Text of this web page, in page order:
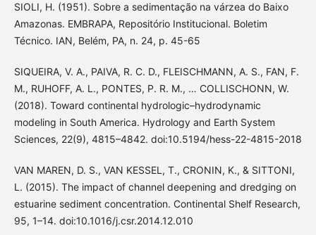
SIOLI, H. (1951). Sobre a sedimentação na várzea do Baixo
Amazonas. EMBRAPA, Repositório Institucional. Boletim
Técnico. IAN, Belém, PA, n. 24, p. 45-65
SIQUEIRA, V. A., PAIVA, R. C. D., FLEISCHMANN, A. S., FAN, F.
M., RUHOFF, A. L., PONTES, P. R. M., … COLLISCHONN, W.
(2018). Toward continental hydrologic–hydrodynamic
modeling in South America. Hydrology and Earth System
Sciences, 22(9), 4815–4842. doi:10.5194/hess-22-4815-2018
VAN MAREN, D. S., VAN KESSEL, T., CRONIN, K., & SITTONI,
L. (2015). The impact of channel deepening and dredging on
estuarine sediment concentration. Continental Shelf Research,
95, 1–14. doi:10.1016/j.csr.2014.12.010